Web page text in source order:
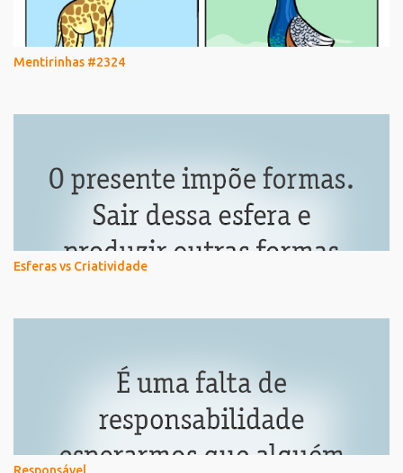
Mentirinhas #2324
Esferas vs Criatividade